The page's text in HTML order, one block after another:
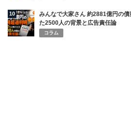
10
みんなで大家さん 約2881億円の
た2500人の背景と広告責任論
コラム